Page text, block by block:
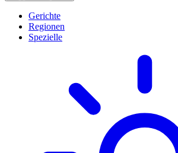
Gerichte
Regionen
Spezielle